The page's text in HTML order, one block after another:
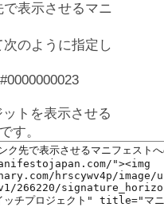
表示させるマニ
のように指定し
トを表示させる
す。